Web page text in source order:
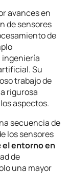
avances en
de sensores
de
ingeniería
Su
trabajo de
rigurosa
aspectos.
secuencia de
los sensores
el entorno en
de
una mayor